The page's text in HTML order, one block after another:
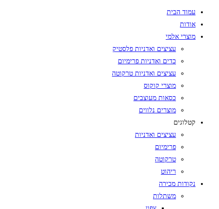
עמוד הבית
אודות
מוצרי אלמי
עציצים ואדניות פלסטיק
כדים ואדניות פרימיום
עציצים ואדניות טרקוטה
מוצרי קוקוס
כסאות מעוצבים
מוצרים נלווים
קטלוגים
עציצים ואדניות
פרימיום
טרקוטה
ריהוט
נקודות מכירה
משתלות